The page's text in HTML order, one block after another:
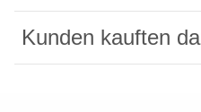
Kunden kauften